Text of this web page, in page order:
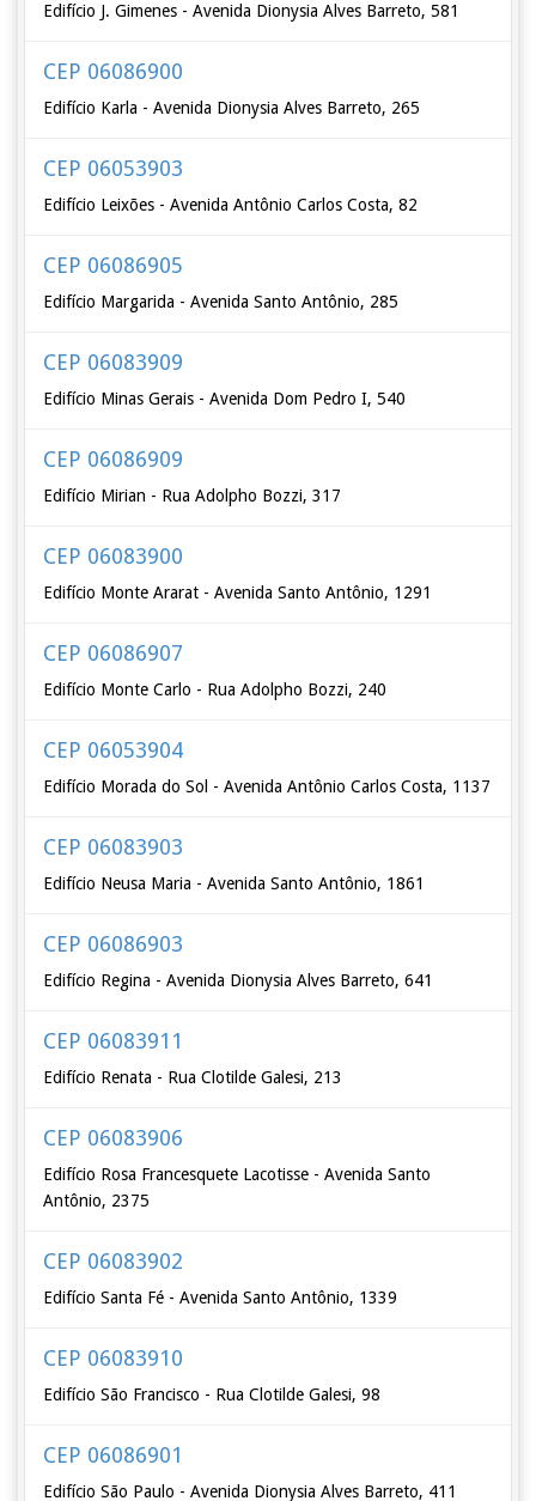
Edifício J. Gimenes - Avenida Dionysia Alves Barreto, 581
CEP 06086900
Edifício Karla - Avenida Dionysia Alves Barreto, 265
CEP 06053903
Edifício Leixões - Avenida Antônio Carlos Costa, 82
CEP 06086905
Edifício Margarida - Avenida Santo Antônio, 285
CEP 06083909
Edifício Minas Gerais - Avenida Dom Pedro I, 540
CEP 06086909
Edifício Mirian - Rua Adolpho Bozzi, 317
CEP 06083900
Edifício Monte Ararat - Avenida Santo Antônio, 1291
CEP 06086907
Edifício Monte Carlo - Rua Adolpho Bozzi, 240
CEP 06053904
Edifício Morada do Sol - Avenida Antônio Carlos Costa, 1137
CEP 06083903
Edifício Neusa Maria - Avenida Santo Antônio, 1861
CEP 06086903
Edifício Regina - Avenida Dionysia Alves Barreto, 641
CEP 06083911
Edifício Renata - Rua Clotilde Galesi, 213
CEP 06083906
Edifício Rosa Francesquete Lacotisse - Avenida Santo
Antônio, 2375
CEP 06083902
Edifício Santa Fé - Avenida Santo Antônio, 1339
CEP 06083910
Edifício São Francisco - Rua Clotilde Galesi, 98
CEP 06086901
Edifício São Paulo - Avenida Dionysia Alves Barreto, 411